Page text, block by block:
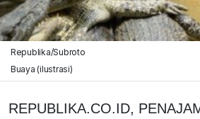
Republika/Subroto
Buaya (ilustrasi)
REPUBLIKA.CO.ID,